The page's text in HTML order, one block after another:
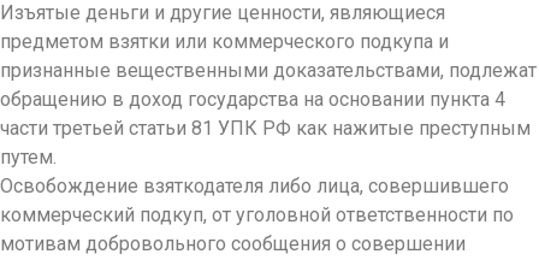
Изъятые деньги и другие ценности, являющиеся
предметом взятки или коммерческого подкупа и
признанные вещественными доказательствами, подлежат
обращению в доход государства на основании пункта 4
части третьей статьи 81 УПК РФ как нажитые преступным
путем.
Освобождение взяткодателя либо лица, совершившего
коммерческий подкуп, от уголовной ответственности по
мотивам добровольного сообщения о совершении